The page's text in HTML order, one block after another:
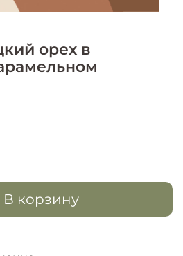
орех в
В корзину